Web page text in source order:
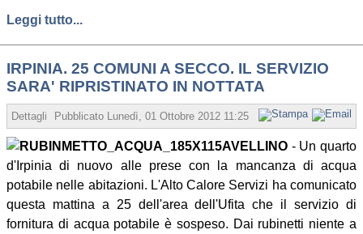
Leggi tutto...
IRPINIA. 25 COMUNI A SECCO. IL SERVIZIO
SARA' RIPRISTINATO IN NOTTATA
Dettagli Pubblicato Lunedì, 01 Ottobre 2012 11:25 Scritto da Redazione
AVELLINO - Un quarto
d'Irpinia di nuovo alle prese con la mancanza di acqua
potabile nelle abitazioni. L'Alto Calore Servizi ha comunicato
questa mattina a 25 dell'area dell'Ufita che il servizio di
fornitura di acqua potabile è sospeso. Dai rubinetti niente a